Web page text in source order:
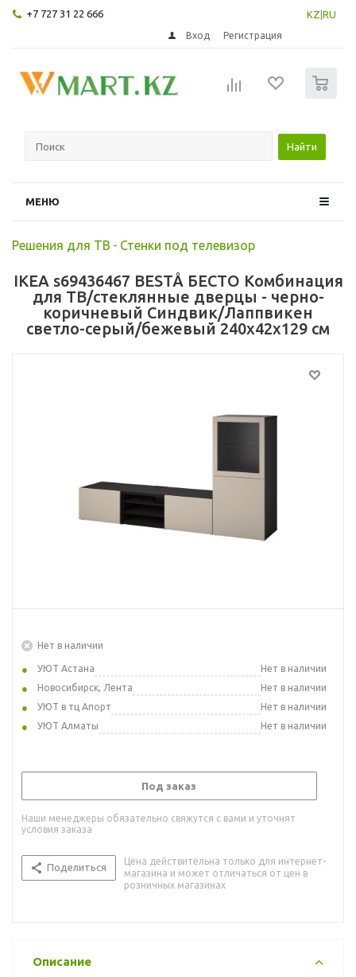
+7 727 31 22 666 KZ RU
Вход Регистрация
Найти
МЕНЮ
Решения для ТВ - Стенки под телевизор
IKEA s69436467 BESTÅ БЕСТО Комбинация
для ТВ/стеклянные дверцы - черно-
коричневый Синдвик/Лаппвикен
светло-серый/бежевый 240x42x129 см
Нет в наличии
УЮТ Астана
Нет в наличии
Новосибирск, Лента
Нет в наличии
УЮТ в тц Апорт
Нет в наличии
УЮТ Алматы
Нет в наличии
Под заказ
Наши менеджеры обязательно свяжутся с вами и уточнят
условия заказа
Поделиться
Цена действительна только для интернет-
магазина и может отличаться от цен в
розничных магазинах
Описание